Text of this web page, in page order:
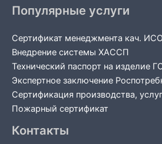
Популярные услуги
Сертификат менеджмента кач.
Внедрение системы ХАССП
Технический паспорт на изделие
Экспертное заключение
Сертификация производства, услуг
Пожарный сертификат
Контакты